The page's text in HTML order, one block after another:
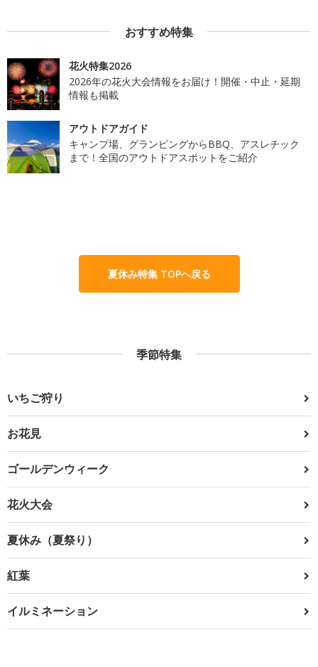
おすすめ特集
花火特集2026
2026年の花火大会情報をお届け！開催・中止・延期
情報も掲載
アウトドアガイド
キャンプ場、グランピングからBBQ、アスレチック
まで！全国のアウトドアスポットをご紹介
夏休み特集 TOPへ戻る
季節特集
いちご狩り
お花見
ゴールデンウィーク
花火大会
夏休み（夏祭り）
紅葉
イルミネーション